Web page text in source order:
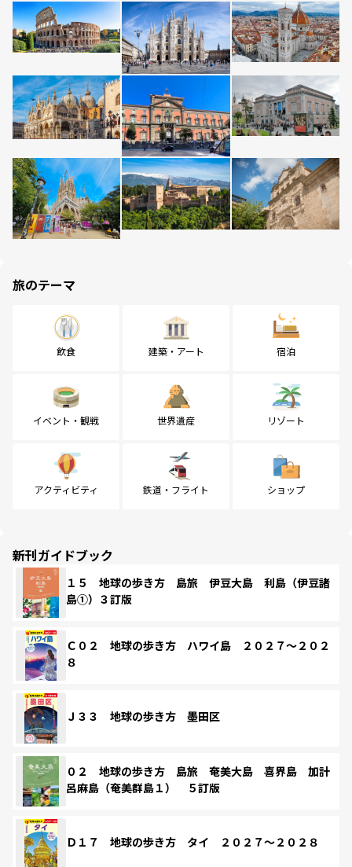
旅のテーマ
飲食 建築・アート 宿泊
イベント・観戦 世界遺産 リゾート
アクティビティ 鉄道・フライト ショップ
新刊ガイドブック
１５ 地球の歩き方 島旅 伊豆大島 利島（伊豆諸
島①）３訂版
Ｃ０２ 地球の歩き方 ハワイ島 ２０２７～２０２
８
Ｊ３３ 地球の歩き方 墨田区
０２ 地球の歩き方 島旅 奄美大島 喜界島 加計
呂麻島（奄美群島１） ５訂版
Ｄ１７ 地球の歩き方 タイ ２０２７～２０２８